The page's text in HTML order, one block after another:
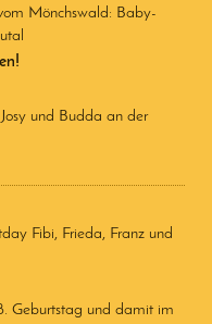
Mönchswald: Baby-
Josy und Budda an der
Fibi, Frieda, Franz und
Geburtstag und damit im